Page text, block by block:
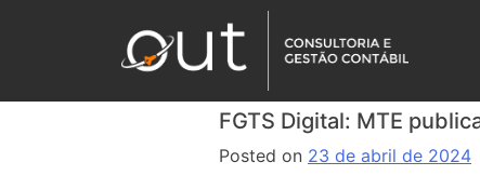
FGTS Digital: MTE
Posted on 23 de abril de 2024